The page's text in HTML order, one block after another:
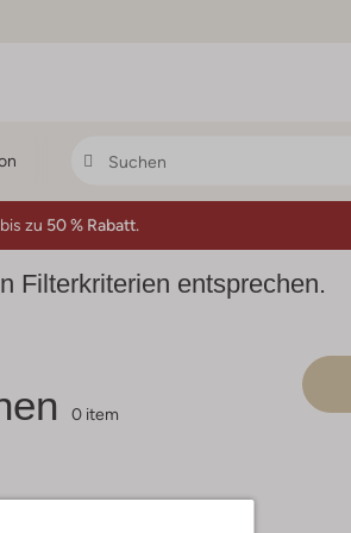
zu 50 % Rabatt.
Filterkriterien entsprechen.
0 item